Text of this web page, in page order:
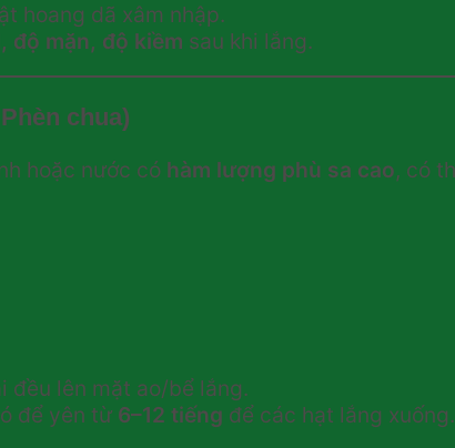
hoang dã xâm nhập.
độ mặn, độ kiềm sau khi lắng.
chua)
hoặc nước có hàm lượng phù sa cao, có
đều lên mặt ao/bể lắng.
để yên từ 6–12 tiếng để các hạt lắng xuống.